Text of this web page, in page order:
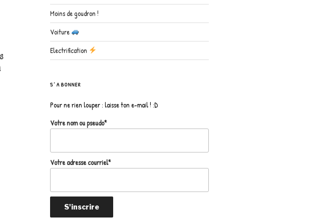
Moins de goudron !
Voiture
Electrification
S’ABONNER
Pour ne rien louper : laisse ton e-mail ! :D
Votre nom ou pseudo*
Votre adresse courriel*